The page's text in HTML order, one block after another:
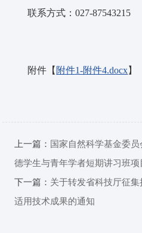
联系方式：027-87543215
附件【 附件1-附件4.docx】
上一篇： 国家自然科学基金委
德学生与青年学者短期讲习班项
下一篇： 关于转发省科技厅征
适用技术成果的通知